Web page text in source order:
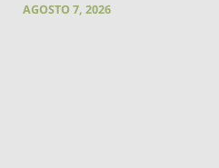
AGOSTO 7, 2026